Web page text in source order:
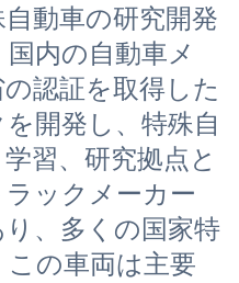
動車の研究開発
内の自動車メ
認証を取得した
開発し、特殊自
習、研究拠点と
ックメーカー
、多くの国家特
の車両は主要